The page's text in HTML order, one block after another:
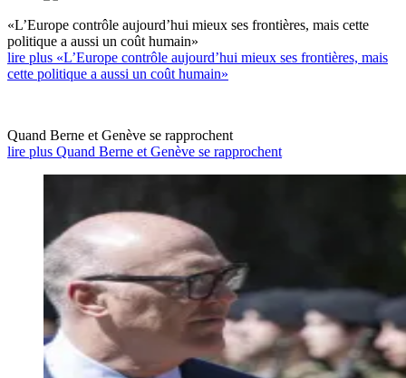
«L’Europe contrôle aujourd’hui mieux ses frontières, mais cette
politique a aussi un coût humain»
lire plus «L’Europe contrôle aujourd’hui mieux ses frontières, mais
cette politique a aussi un coût humain»
Quand Berne et Genève se rapprochent
lire plus Quand Berne et Genève se rapprochent